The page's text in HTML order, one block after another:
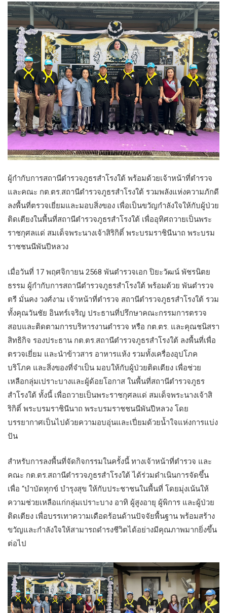
ผู้กำกับการสถานีตำรวจภูธรสำโรงใต้ พร้อมด้วยเจ้าหน้าที่ตำรวจ
และคณะ กต.ตร.สถานีตำรวจภูธรสำโรงใต้ รวมพลังแห่งความภักดี
ลงพื้นที่ตรวจเยี่ยมและมอบสิ่งของ เพื่อเป็นขวัญกำลังใจให้กับผู้ป่วย
ติดเตียงในพื้นที่สถานีตำรวจภูธรสำโรงใต้ เพื่ออุทิศถวายเป็นพระ
ราชกุศลแด่ สมเด็จพระนางเจ้าสิริกิติ์ พระบรมราชินีนาถ พระบรม
ราชชนนีพันปีหลวง
เมื่อวันที่ 17 พฤศจิกายน 2568 พันตำรวจเอก ปิยะวัฒน์ พัชรนิตย
ธรรม ผู้กำกับการสถานีตำรวจภูธรสำโรงใต้ พร้อมด้วย พันตำรวจ
ตรี มั่นคง วงศ์งาม เจ้าหน้าที่ตำรวจ สถานีตำรวจภูธรสำโรงใต้ รวม
ทั้งคุณวันชัย อินทร์เจริญ ประธานที่ปรึกษาคณะกรรมการตรวจ
สอบและติดตามการบริหารงานตำรวจ หรือ กต.ตร. และคุณชนิสรา
สิทธิกิจ รองประธาน กต.ตร.สถานีตำรวจภูธรสำโรงใต้ ลงพื้นที่เพื่อ
ตรวจเยี่ยม และนำข้าวสาร อาหารแห้ง รวมทั้งเครื่องอุปโภค
บริโภค และสิ่งของที่จำเป็น มอบให้กับผู้ป่วยติดเตียง เพื่อช่วย
เหลือกลุ่มเปราะบางและผู้ด้อยโอกาส ในพื้นที่สถานีตำรวจภูธร
สำโรงใต้ ทั้งนี้ เพื่อถวายเป็นพระราชกุศลแด่ สมเด็จพระนางเจ้าสิ
ริกิติ์ พระบรมราชินีนาถ พระบรมราชชนนีพันปีหลวง โดย
บรรยากาศเป็นไปด้วยความอบอุ่นและเปี่ยมด้วยน้ำใจแห่งการแบ่ง
ปัน
สำหรับการลงพื้นที่จัดกิจกรรมในครั้งนี้ ทางเจ้าหน้าที่ตำรวจ และ
คณะ กต.ตร.สถานีตำรวจภูธรสำโรงใต้ ได้ร่วมดำเนินการจัดขึ้น
เพื่อ “บำบัดทุกข์ บำรุงสุข ให้กับประชาชนในพื้นที่ โดยมุ่งเน้นให้
ความช่วยเหลือแก่กลุ่มเปราะบาง อาทิ ผู้สูงอายุ ผู้พิการ และผู้ป่วย
ติดเตียง เพื่อบรรเทาความเดือดร้อนด้านปัจจัยพื้นฐาน พร้อมสร้าง
ขวัญและกำลังใจให้สามารถดำรงชีวิตได้อย่างมีคุณภาพมากยิ่งขึ้น
ต่อไป